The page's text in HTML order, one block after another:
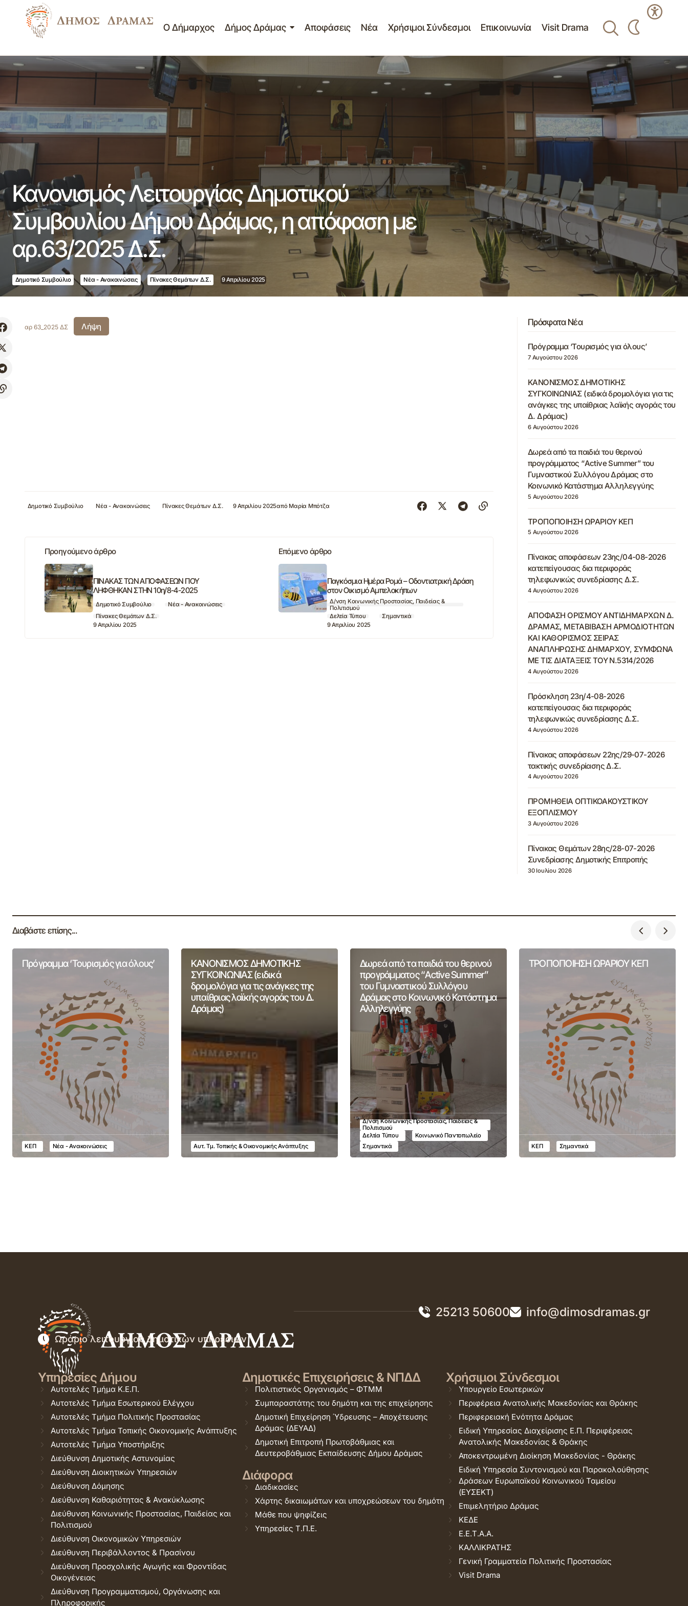
Ο Δήμαρχος Δήμος Δράμας Αποφάσεις Νέα Χρήσιμοι Σύνδεσμοι Επικοινωνία Visit Drama
ΠΙΝΑΚΑΣ ΤΩΝ ΑΠΟΦΑΣΕΩΝ ΠΟΥ
ΛΗΦΘΗΚΑΝ ΣΤΗΝ 10η/8-4-2025
Δημοτικό Συμβούλιο
Νέα - Ανακοινώσεις
Πίνακες Θεμάτων Δ.Σ.
Κανονισμός Λειτουργίας Δημοτικού Συμβουλίου Δήμου
Δράμας, η απόφαση με αρ.63/2025 Δ.Σ.
Παγκόσμια Ημέρα Ρομά – Οδοντιατρική
Δράση στον Οικισμό Αμπελοκήπων
Κανονισμός Λειτουργίας Δημοτικού
Συμβουλίου Δήμου Δράμας, η απόφαση με
αρ.63/2025 Δ.Σ.
Δημοτικό Συμβούλιο Νέα - Ανακοινώσεις Πίνακες Θεμάτων Δ.Σ. 9 Απριλίου 2025
αρ 63_2025 ΔΣ Λήψη
Δημοτικό Συμβούλιο Νέα - Ανακοινώσεις Πίνακες Θεμάτων Δ.Σ. 9 Απριλίου 2025από Μαρία Μπότζα
Προηγούμενο άρθρο
ΠΙΝΑΚΑΣ ΤΩΝ ΑΠΟΦΑΣΕΩΝ ΠΟΥ
ΛΗΦΘΗΚΑΝ ΣΤΗΝ 10η/8-4-2025
Δημοτικό Συμβούλιο
Νέα - Ανακοινώσεις
Πίνακες Θεμάτων Δ.Σ.
9 Απριλίου 2025
Επόμενο άρθρο
Παγκόσμια Ημέρα Ρομά – Οδοντιατρική Δράση
στον Οικισμό Αμπελοκήπων
Δ/νση Κοινωνικής Προστασίας, Παιδείας &
Πολιτισμού
Δελτία Τύπου
Σημαντικά
9 Απριλίου 2025
Πρόσφατα Νέα
Πρόγραμμα ‘Τουρισμός για όλους’
7 Αυγούστου 2026
ΚΑΝΟΝΙΣΜΟΣ ΔΗΜΟΤΙΚΗΣ
ΣΥΓΚΟΙΝΩΝΙΑΣ (ειδικά δρομολόγια για τις
ανάγκες της υπαίθριας λαϊκής αγοράς του
Δ. Δράμας)
6 Αυγούστου 2026
Δωρεά από τα παιδιά του θερινού
προγράμματος “Active Summer” του
Γυμναστικού Συλλόγου Δράμας στο
Κοινωνικό Κατάστημα Αλληλεγγύης
5 Αυγούστου 2026
ΤΡΟΠΟΠΟΙΗΣΗ ΩΡΑΡΙΟΥ ΚΕΠ
5 Αυγούστου 2026
Πίνακας αποφάσεων 23ης/04-08-2026
κατεπείγουσας δια περιφοράς
τηλεφωνικώς συνεδρίασης Δ.Σ.
4 Αυγούστου 2026
ΑΠΟΦΑΣΗ ΟΡΙΣΜΟΥ ΑΝΤΙΔΗΜΑΡΧΩΝ Δ.
ΔΡΑΜΑΣ, ΜΕΤΑΒΙΒΑΣΗ ΑΡΜΟΔΙΟΤΗΤΩΝ
ΚΑΙ ΚΑΘΟΡΙΣΜΟΣ ΣΕΙΡΑΣ
ΑΝΑΠΛΗΡΩΣΗΣ ΔΗΜΑΡΧΟΥ, ΣΥΜΦΩΝΑ
ΜΕ ΤΙΣ ΔΙΑΤΑΞΕΙΣ ΤΟΥ Ν.5314/2026
4 Αυγούστου 2026
Πρόσκληση 23η/4-08-2026
κατεπείγουσας δια περιφοράς
τηλεφωνικώς συνεδρίασης Δ.Σ.
4 Αυγούστου 2026
Πίνακας αποφάσεων 22ης/29-07-2026
τακτικής συνεδρίασης Δ.Σ.
4 Αυγούστου 2026
ΠΡΟΜΗΘΕΙΑ ΟΠΤΙΚΟΑΚΟΥΣΤΙΚΟΥ
ΕΞΟΠΛΙΣΜΟΥ
3 Αυγούστου 2026
Πίνακας Θεμάτων 28ης/28-07-2026
Συνεδρίασης Δημοτικής Επιτροπής
30 Ιουλίου 2026
Διαβάστε επίσης...
Πρόγραμμα ‘Τουρισμός για όλους’
ΚΕΠ Νέα - Ανακοινώσεις
ΚΑΝΟΝΙΣΜΟΣ ΔΗΜΟΤΙΚΗΣ
ΣΥΓΚΟΙΝΩΝΙΑΣ (ειδικά
δρομολόγια για τις ανάγκες της
υπαίθριας λαϊκής αγοράς του Δ.
Δράμας)
Αυτ. Τμ. Τοπικής & Οικονομικής Ανάπτυξης
Δωρεά από τα παιδιά του θερινού
προγράμματος “Active Summer”
του Γυμναστικού Συλλόγου
Δράμας στο Κοινωνικό Κατάστημα
Αλληλεγγύης
Δ/νση Κοινωνικής Προστασίας, Παιδείας &
Πολιτισμού
Δελτία Τύπου
Κοινωνικό Παντοπωλείο
Σημαντικά
ΤΡΟΠΟΠΟΙΗΣΗ ΩΡΑΡΙΟΥ ΚΕΠ
ΚΕΠ Σημαντικά
25213 50600 info@dimosdramas.gr
Ωράριο λειτουργίας δημοτικών υπηρεσιών
Υπηρεσίες Δήμου
Αυτοτελές Τμήμα Κ.Ε.Π.
Αυτοτελές Τμήμα Εσωτερικού Ελέγχου
Αυτοτελές Τμήμα Πολιτικής Προστασίας
Αυτοτελές Τμήμα Τοπικής Οικονομικής Ανάπτυξης
Αυτοτελές Τμήμα Υποστήριξης
Διεύθυνση Δημοτικής Αστυνομίας
Διεύθυνση Διοικητικών Υπηρεσιών
Διεύθυνση Δόμησης
Διεύθυνση Καθαριότητας & Ανακύκλωσης
Διεύθυνση Κοινωνικής Προστασίας, Παιδείας και
Πολιτισμού
Διεύθυνση Οικονομικών Υπηρεσιών
Διεύθυνση Περιβάλλοντος & Πρασίνου
Διεύθυνση Προσχολικής Αγωγής και Φροντίδας
Οικογένειας
Διεύθυνση Προγραμματισμού, Οργάνωσης και
Πληροφορικής
Δημοτικές Επιχειρήσεις & ΝΠΔΔ
Πολιτιστικός Οργανισμός – ΦΤΜΜ
Συμπαραστάτης του δημότη και της επιχείρησης
Δημοτική Επιχείρηση Ύδρευσης – Αποχέτευσης
Δράμας (ΔΕΥΑΔ)
Δημοτική Επιτροπή Πρωτοβάθμιας και
Δευτεροβάθμιας Εκπαίδευσης Δήμου Δράμας
Διάφορα
Διαδικασίες
Χάρτης δικαιωμάτων και υποχρεώσεων του δημότη
Μάθε που ψηφίζεις
Υπηρεσίες Τ.Π.Ε.
Χρήσιμοι Σύνδεσμοι
Υπουργείο Εσωτερικών
Περιφέρεια Ανατολικής Μακεδονίας και Θράκης
Περιφερειακή Ενότητα Δράμας
Ειδική Υπηρεσίας Διαχείρισης Ε.Π. Περιφέρειας
Ανατολικής Μακεδονίας & Θράκης
Αποκεντρωμένη Διοίκηση Μακεδονίας - Θράκης
Ειδική Υπηρεσία Συντονισμού και Παρακολούθησης
Δράσεων Ευρωπαϊκού Κοινωνικού Ταμείου
(ΕΥΣΕΚΤ)
Επιμελητήριο Δράμας
ΚΕΔΕ
Ε.Ε.Τ.Α.Α.
ΚΑΛΛΙΚΡΑΤΗΣ
Γενική Γραμματεία Πολιτικής Προστασίας
Visit Drama